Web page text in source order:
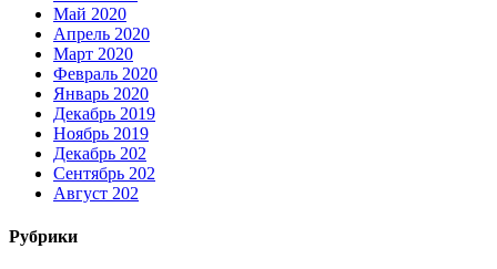
Май 2020
Апрель 2020
Март 2020
Февраль 2020
Январь 2020
Декабрь 2019
Ноябрь 2019
Декабрь 202
Сентябрь 202
Август 202
Рубрики